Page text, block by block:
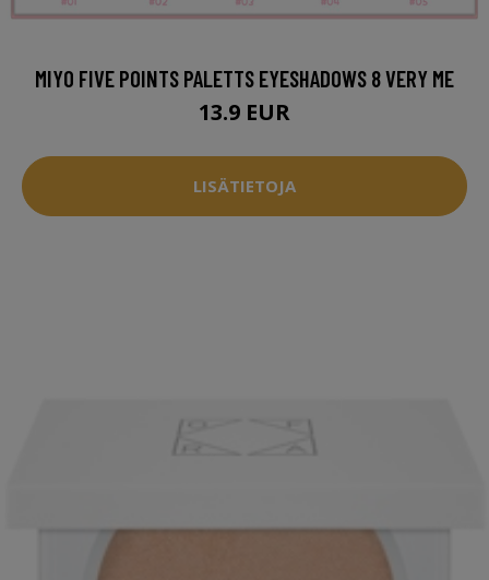
MIYO FIVE POINTS PALETTS EYESHADOWS 8 VERY ME
13.9 EUR
LISÄTIETOJA